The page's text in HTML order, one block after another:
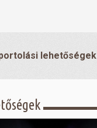
lehetőségek